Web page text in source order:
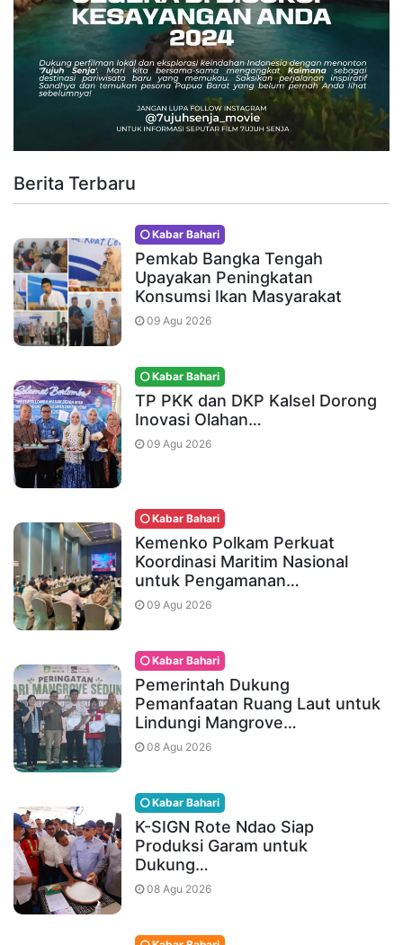
Berita Terbaru
Kabar Bahari
Pemkab Bangka Tengah
Upayakan Peningkatan
Konsumsi Ikan Masyarakat
09 Agu 2026
Kabar Bahari
TP PKK dan DKP Kalsel Dorong
Inovasi Olahan…
09 Agu 2026
Kabar Bahari
Kemenko Polkam Perkuat
Koordinasi Maritim Nasional
untuk Pengamanan…
09 Agu 2026
Kabar Bahari
Pemerintah Dukung
Pemanfaatan Ruang Laut untuk
Lindungi Mangrove…
08 Agu 2026
Kabar Bahari
K-SIGN Rote Ndao Siap
Produksi Garam untuk
Dukung…
08 Agu 2026